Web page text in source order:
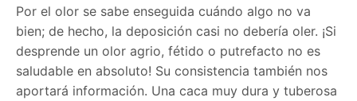
Por el olor se sabe enseguida cuándo algo no va
bien; de hecho, la deposición casi no debería oler. ¡Si
desprende un olor agrio, fétido o putrefacto no es
saludable en absoluto! Su consistencia también nos
aportará información. Una caca muy dura y tuberosa